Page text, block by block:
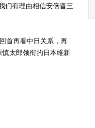
们有理由相信安倍晋三
首再看中日关系，再
慎太郎领衔的日本维新